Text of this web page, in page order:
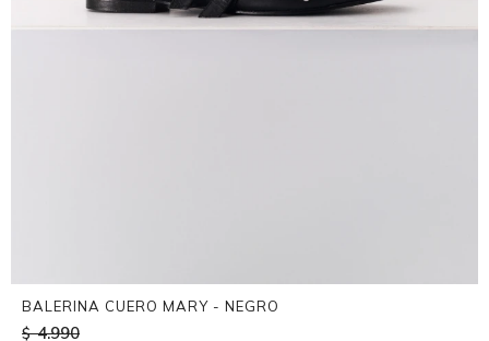
BALERINA CUERO MARY - NEGRO
$ 4.990